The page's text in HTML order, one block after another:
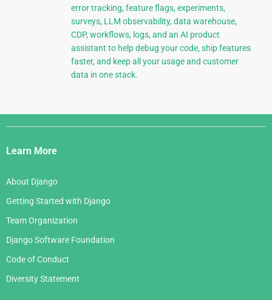
error tracking, feature flags, experiments,
surveys, LLM observability, data warehouse,
CDP, workflows, logs, and an AI product
assistant to help debug your code, ship features
faster, and keep all your usage and customer
data in one stack.
Django
Links
Learn More
About Django
Getting Started with Django
Team Organization
Django Software Foundation
Code of Conduct
Diversity Statement